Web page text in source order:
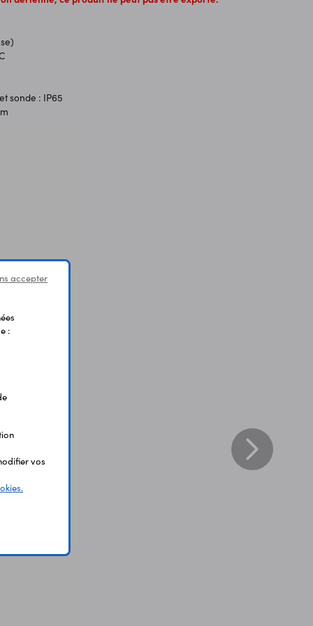
sonde : IP65
accepter
:
vos